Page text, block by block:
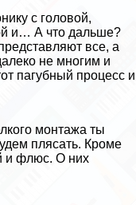
с головой,
и… А что дальше?
все, а
не многим и
пагубный процесс и
монтажа ты
плясать. Кроме
и флюс. О них